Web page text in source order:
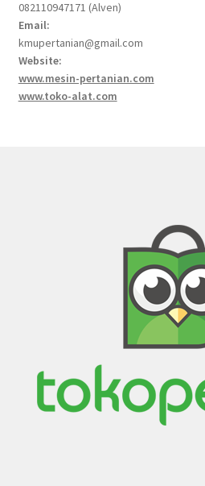
082110947171 (Alven)
Email:
kmupertanian@gmail.com
Website:
www.mesin-pertanian.com
www.toko-alat.com